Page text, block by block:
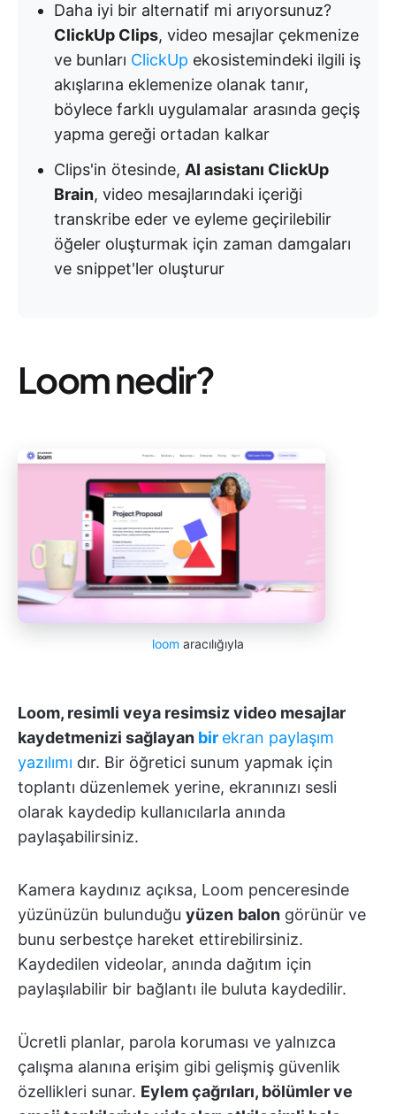
Daha iyi bir alternatif mi arıyorsunuz?
ClickUp Clips, video mesajlar çekmenize
ve bunları ClickUp ekosistemindeki ilgili iş
akışlarına eklemenize olanak tanır,
böylece farklı uygulamalar arasında geçiş
yapma gereği ortadan kalkar
Clips'in ötesinde, AI asistanı ClickUp
Brain, video mesajlarındaki içeriği
transkribe eder ve eyleme geçirilebilir
öğeler oluşturmak için zaman damgaları
ve snippet'ler oluşturur
Loom nedir?
loom aracılığıyla
Loom, resimli veya resimsiz video mesajlar
kaydetmenizi sağlayan bir ekran paylaşım
yazılımı dır. Bir öğretici sunum yapmak için
toplantı düzenlemek yerine, ekranınızı sesli
olarak kaydedip kullanıcılarla anında
paylaşabilirsiniz.
Kamera kaydınız açıksa, Loom penceresinde
yüzünüzün bulunduğu yüzen balon görünür ve
bunu serbestçe hareket ettirebilirsiniz.
Kaydedilen videolar, anında dağıtım için
paylaşılabilir bir bağlantı ile buluta kaydedilir.
Ücretli planlar, parola koruması ve yalnızca
çalışma alanına erişim gibi gelişmiş güvenlik
özellikleri sunar. Eylem çağrıları, bölümler ve